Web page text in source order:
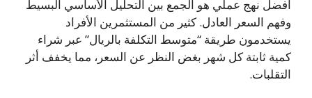
أفضل نهج عملي هو الجمع بين التحليل الأساسي البسيط
وفهم السعر العادل. كثير من المستثمرين الأفراد
يستخدمون طريقة “متوسط التكلفة بالريال” عبر شراء
كمية ثابتة كل شهر بغض النظر عن السعر، مما يخفف أثر
التقلبات.